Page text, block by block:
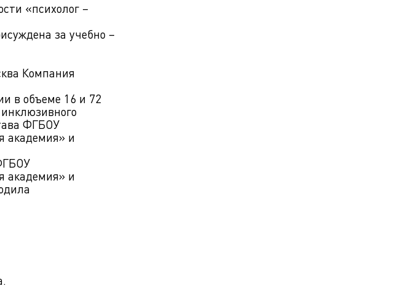
«психолог –
за учебно –
Компания
в объеме 16 и 72
ФГБОУ
академия» и
академия» и